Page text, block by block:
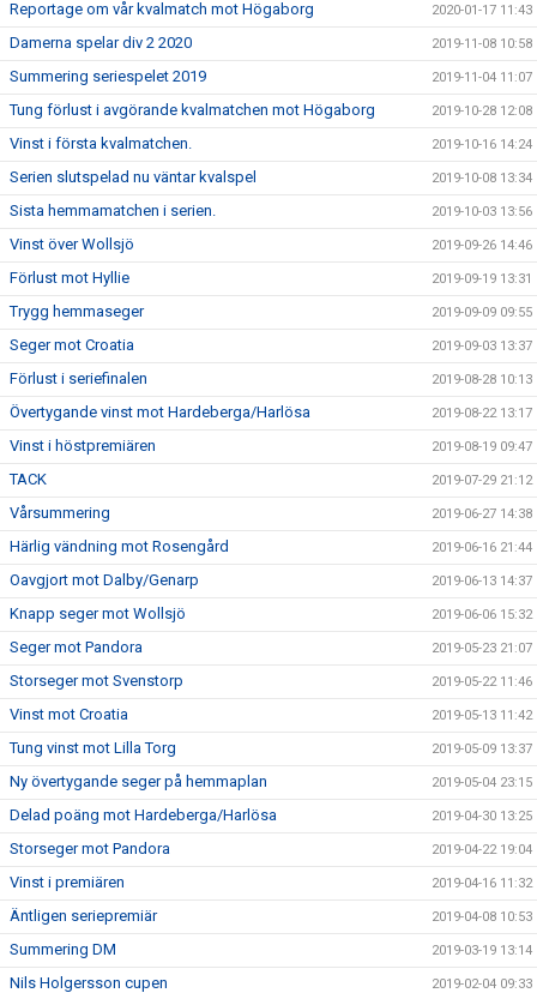
Reportage om vår kvalmatch mot Högaborg 2020-01-17 11:43
Damerna spelar div 2 2020 2019-11-08 10:58
Summering seriespelet 2019 2019-11-04 11:07
Tung förlust i avgörande kvalmatchen mot Högaborg 2019-10-28 12:08
Vinst i första kvalmatchen. 2019-10-16 14:24
Serien slutspelad nu väntar kvalspel 2019-10-08 13:34
Sista hemmamatchen i serien. 2019-10-03 13:56
Vinst över Wollsjö 2019-09-26 14:46
Förlust mot Hyllie 2019-09-19 13:31
Trygg hemmaseger 2019-09-09 09:55
Seger mot Croatia 2019-09-03 13:37
Förlust i seriefinalen 2019-08-28 10:13
Övertygande vinst mot Hardeberga/Harlösa 2019-08-22 13:17
Vinst i höstpremiären 2019-08-19 09:47
TACK 2019-07-29 21:12
Vårsummering 2019-06-27 14:38
Härlig vändning mot Rosengård 2019-06-16 21:44
Oavgjort mot Dalby/Genarp 2019-06-13 14:37
Knapp seger mot Wollsjö 2019-06-06 15:32
Seger mot Pandora 2019-05-23 21:07
Storseger mot Svenstorp 2019-05-22 11:46
Vinst mot Croatia 2019-05-13 11:42
Tung vinst mot Lilla Torg 2019-05-09 13:37
Ny övertygande seger på hemmaplan 2019-05-04 23:15
Delad poäng mot Hardeberga/Harlösa 2019-04-30 13:25
Storseger mot Pandora 2019-04-22 19:04
Vinst i premiären 2019-04-16 11:32
Äntligen seriepremiär 2019-04-08 10:53
Summering DM 2019-03-19 13:14
Nils Holgersson cupen 2019-02-04 09:33